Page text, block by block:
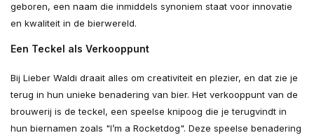
geboren, een naam die inmiddels synoniem staat voor innovatie
en kwaliteit in de bierwereld.
Een Teckel als Verkooppunt
Bij Lieber Waldi draait alles om creativiteit en plezier, en dat zie je
terug in hun unieke benadering van bier. Het verkooppunt van de
brouwerij is de teckel, een speelse knipoog die je terugvindt in
hun biernamen zoals "I’m a Rocketdog". Deze speelse benadering